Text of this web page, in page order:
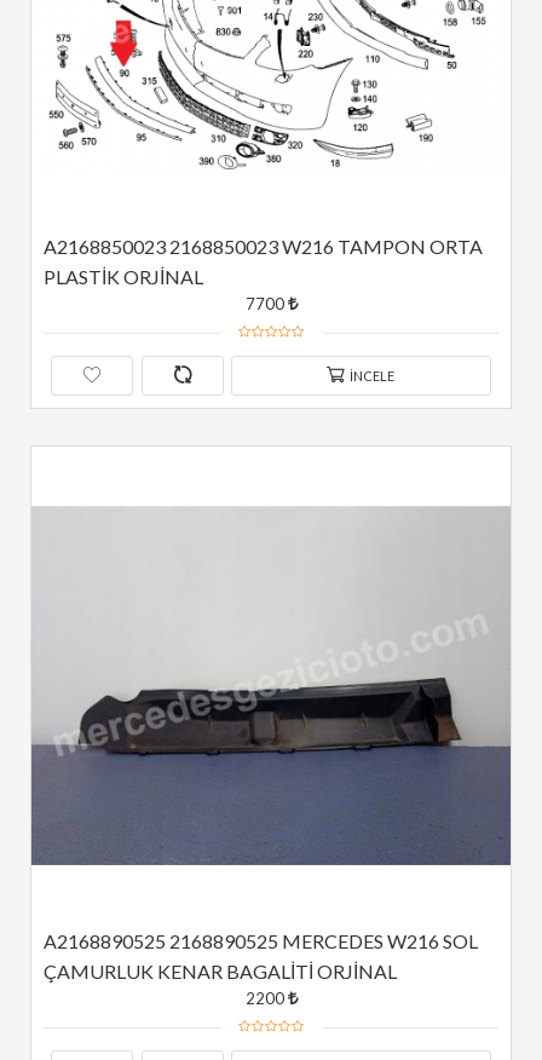
A2168850023 2168850023 W216 TAMPON ORTA
PLASTİK ORJİNAL
7700
İNCELE
A2168890525 2168890525 MERCEDES W216 SOL
ÇAMURLUK KENAR BAGALİTİ ORJİNAL
2200